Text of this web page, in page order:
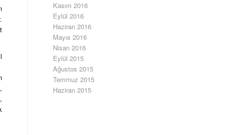
Kasım 2016
Eylül 2016
Haziran 2016
Mayıs 2016
Nisan 2016
Eylül 2015
Ağustos 2015
Temmuz 2015
Haziran 2015